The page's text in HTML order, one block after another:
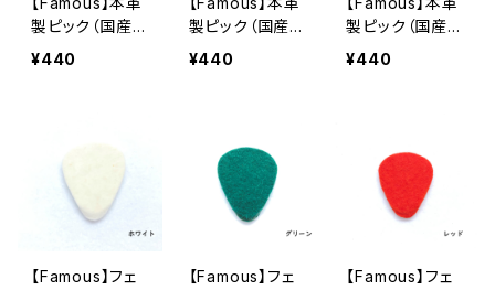
製ピック（国産）
モンステラ
¥440
製ピック（国産）
ハイビスカス
¥440
製ピック（国産）
ホヌ
¥440
【Famous】フェ
【Famous】フェ
【Famous】フェ